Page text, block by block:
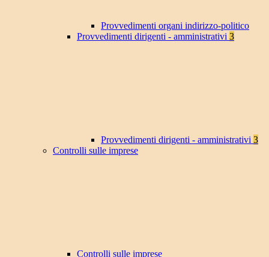
Provvedimenti organi indirizzo-politico
Provvedimenti dirigenti - amministrativi 3
Provvedimenti dirigenti - amministrativi 3
Controlli sulle imprese
Controlli sulle imprese